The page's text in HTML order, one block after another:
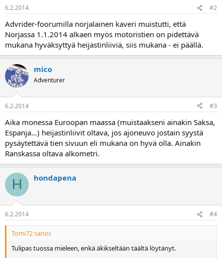
6.2.2014 #2
Advrider-foorumilla norjalainen kaveri muistutti, että
Norjassa 1.1.2014 alkaen myös motoristien on pidettävä
mukana hyväksyttyä heijastinliiviä, siis mukana - ei päällä.
mico
Adventurer
6.2.2014 #3
Aika monessa Euroopan maassa (muistaakseni ainakin Saksa,
Espanja...) heijastinliivit oltava, jos ajoneuvo jostain syystä
pysäytettävä tien sivuun eli mukana on hyvä olla. Ainakin
Ranskassa oltava alkometri.
H hondapena
6.2.2014 #4
Tomi72 sanoi:
Tulipas tuossa mieleen, enkä äkikseltään täältä löytänyt.